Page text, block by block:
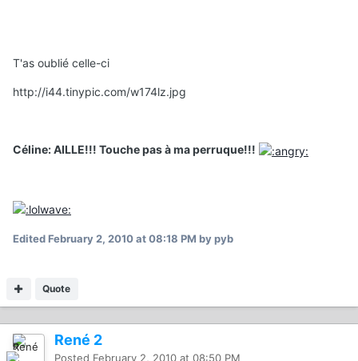
T'as oublié celle-ci
http://i44.tinypic.com/w174lz.jpg
Céline: AILLE!!! Touche pas à ma perruque!!!
EditedFebruary 2, 2010 at 08:18 PM by pyb
Quote
René 2
Posted February 2, 2010 at 08:50 PM